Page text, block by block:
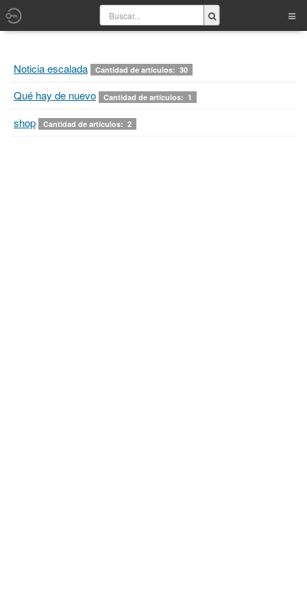
Noticia escalada Cantidad de artículos: 30
Qué hay de nuevo Cantidad de artículos: 1
shop Cantidad de artículos: 2